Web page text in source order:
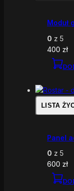
Moduł
0 z 5
400 zł
LISTA
Panel
0 z 5
600 zł